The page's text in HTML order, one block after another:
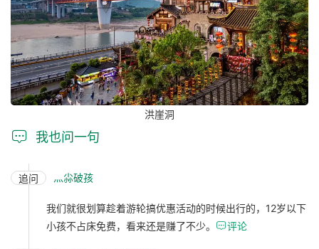
洪崖洞
 我也问一句
追问 灬尛破孩
我们就很划算趁着游轮搞优惠活动的时候出行的，12岁以下
小孩不占床免费，看来还是赚了不少。 评论